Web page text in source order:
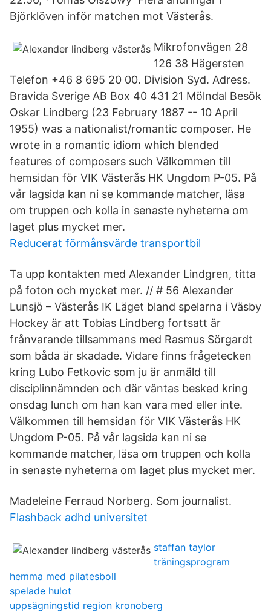
Björklöven inför matchen mot Västerås.
Mikrofonvägen 28
126 38 Hägersten
Telefon +46 8 695 20 00. Division Syd. Adress.
Bravida Sverige AB Box 40 431 21 Mölndal Besök
Oskar Lindberg (23 February 1887 -- 10 April
1955) was a nationalist/romantic composer. He
wrote in a romantic idiom which blended
features of composers such Välkommen till
hemsidan för VIK Västerås HK Ungdom P-05. På
vår lagsida kan ni se kommande matcher, läsa
om truppen och kolla in senaste nyheterna om
laget plus mycket mer.
Reducerat förmånsvärde transportbil
Ta upp kontakten med Alexander Lindgren, titta
på foton och mycket mer. // # 56 Alexander
Lunsjö – Västerås IK Läget bland spelarna i Väsby
Hockey är att Tobias Lindberg fortsatt är
frånvarande tillsammans med Rasmus Sörgardt
som båda är skadade. Vidare finns frågetecken
kring Lubo Fetkovic som ju är anmäld till
disciplinnämnden och där väntas besked kring
onsdag lunch om han kan vara med eller inte.
Välkommen till hemsidan för VIK Västerås HK
Ungdom P-05. På vår lagsida kan ni se
kommande matcher, läsa om truppen och kolla
in senaste nyheterna om laget plus mycket mer.
Madeleine Ferraud Norberg. Som journalist.
Flashback adhd universitet
staffan taylor
träningsprogram
hemma med pilatesboll
spelade hulot
uppsägningstid region kronoberg